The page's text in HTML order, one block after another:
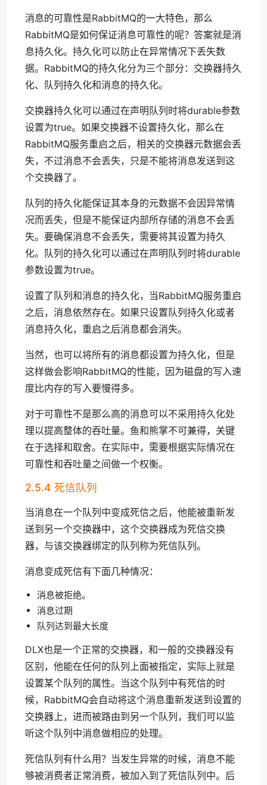
消息的可靠性是RabbitMQ的一大特色，那么
RabbitMQ是如何保证消息可靠性的呢？答案就是消
息持久化。持久化可以防止在异常情况下丢失数
据。RabbitMQ的持久化分为三个部分：交换器持久
化、队列持久化和消息的持久化。
交换器持久化可以通过在声明队列时将durable参数
设置为true。如果交换器不设置持久化，那么在
RabbitMQ服务重启之后，相关的交换器元数据会丢
失，不过消息不会丢失，只是不能将消息发送到这
个交换器了。
队列的持久化能保证其本身的元数据不会因异常情
况而丢失，但是不能保证内部所存储的消息不会丢
失。要确保消息不会丢失，需要将其设置为持久
化。队列的持久化可以通过在声明队列时将durable
参数设置为true。
设置了队列和消息的持久化，当RabbitMQ服务重启
之后，消息依然存在。如果只设置队列持久化或者
消息持久化，重启之后消息都会消失。
当然，也可以将所有的消息都设置为持久化，但是
这样做会影响RabbitMQ的性能，因为磁盘的写入速
度比内存的写入要慢得多。
对于可靠性不是那么高的消息可以不采用持久化处
理以提高整体的吞吐量。鱼和熊掌不可兼得，关键
在于选择和取舍。在实际中，需要根据实际情况在
可靠性和吞吐量之间做一个权衡。
2.5.4 死信队列
当消息在一个队列中变成死信之后，他能被重新发
送到另一个交换器中，这个交换器成为死信交换
器，与该交换器绑定的队列称为死信队列。
消息变成死信有下面几种情况：
消息被拒绝。
消息过期
队列达到最大长度
DLX也是一个正常的交换器，和一般的交换器没有
区别，他能在任何的队列上面被指定，实际上就是
设置某个队列的属性。当这个队列中有死信的时
候，RabbitMQ会自动将这个消息重新发送到设置的
交换器上，进而被路由到另一个队列，我们可以监
听这个队列中消息做相应的处理。
死信队列有什么用？当发生异常的时候，消息不能
够被消费者正常消费，被加入到了死信队列中。后